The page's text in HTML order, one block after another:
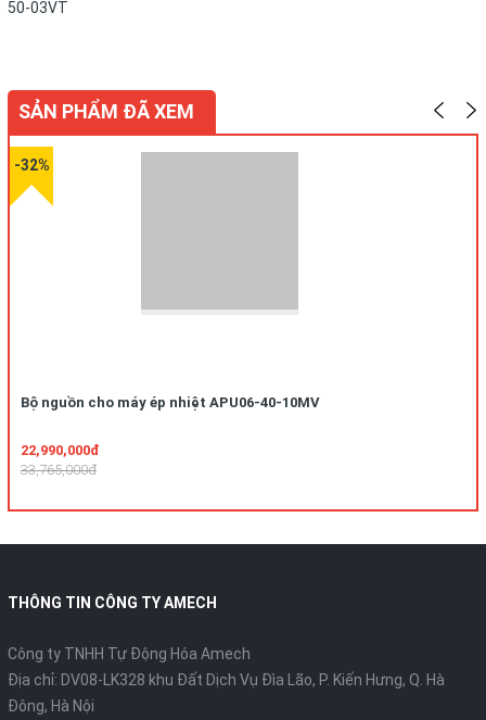
SẢN PHẨM ĐÃ XEM
-32%
Bộ nguồn cho máy ép nhiệt APU06-40-10MV
22,990,000đ
33,765,000đ
THÔNG TIN CÔNG TY AMECH
Công ty TNHH Tự Động Hóa Amech
Địa chỉ: DV08-LK328 khu Đất Dịch Vụ Đìa Lão, P. Kiến Hưng, Q. Hà
Đông, Hà Nội